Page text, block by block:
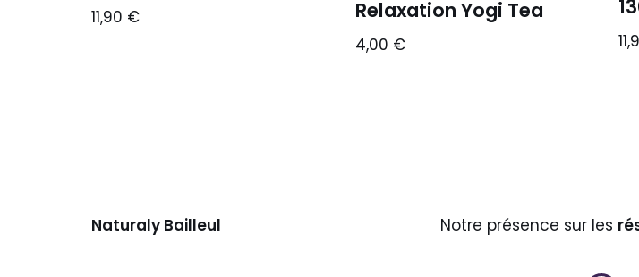
11,90 €
Relaxation Yogi Tea
4,00 €
Naturaly Bailleul Notre présence sur les